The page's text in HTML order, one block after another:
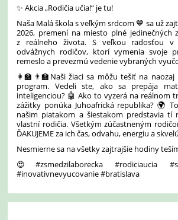
✨ Akcia „Rodičia učia!“ je tu!
Naša Malá škola s veľkým srdcom 💙 sa už
2026, premení na miesto plné jedinečných
z reálneho života. S veľkou radosťou v
odvážnych rodičov, ktorí vymenia svoje
remeslo a prevezmú vedenie vybraných
👩‍🏫👨‍🏫Naši žiaci sa môžu tešiť na
program. Vedeli ste, ako sa prepája
inteligenciou? 🤖 Ako to vyzerá na reálnom
zážitky ponúka Juhoafrická republika? 🌍
našim piatakom a šiestakom predstavia tí
vlastní rodičia. Všetkým zúčastneným
ĎAKUJEME za ich čas, odvahu, energiu a
Nesmierne sa na všetky zajtrajšie hodiny
😍#zsmedzilaborecka #rodiciaucia
#inovativnevyucovanie #bratislava